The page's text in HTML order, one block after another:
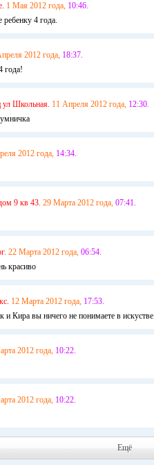
1 Мая 2012 года, 10:46.
4 года.
2012 года, 18:37.
года!
ул Школьная. 11 Апреля 2012 года, 12:30.
умничка
2012 года, 14:34.
9 кв 43. 29 Марта 2012 года, 07:41.
22 Марта 2012 года, 06:54.
красиво
12 Марта 2012 года, 17:53.
и Кира вы ничего не понимаете в искустве.
2012 года, 10:22.
2012 года, 10:22.
Ещё